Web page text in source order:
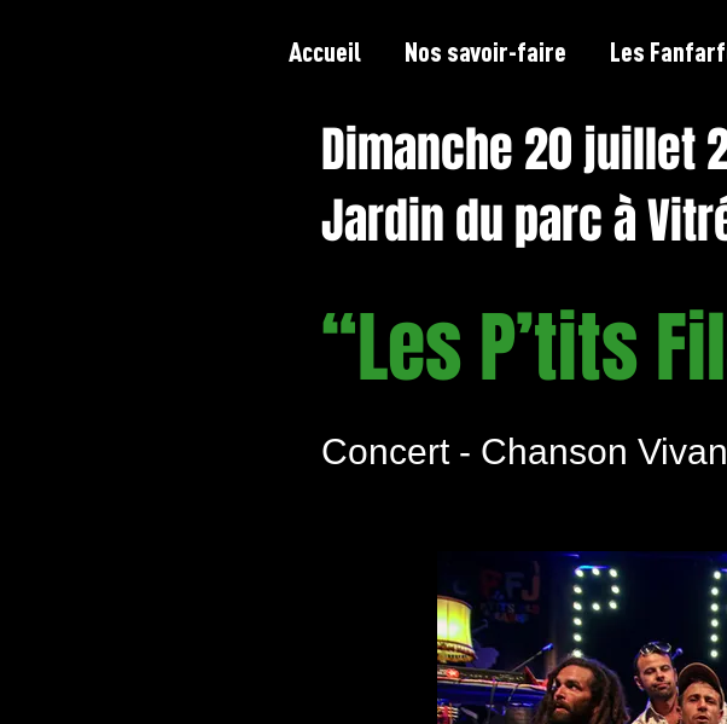
Accueil Nos savoir-faire Les
Dimanche 20 juillet
Jardin du parc à
“Les P’tits
Concert - Chanson